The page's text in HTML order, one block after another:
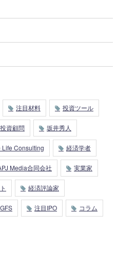
注目材料 投資ツール
投資顧問 坂井秀人
Life Consulting 経済学者
Media合同会社 実業家
経済評論家
GFS 注目IPO コラム